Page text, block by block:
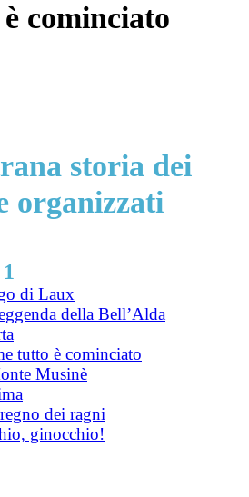
cominciato
storia dei
organizzati
di Laux
della Bell’Alda
tutto è cominciato
Musinè
dei ragni
ginocchio!